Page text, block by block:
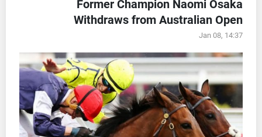
Former Champion Naomi Osaka
Withdraws from Australian Open
Jan 08, 14:37